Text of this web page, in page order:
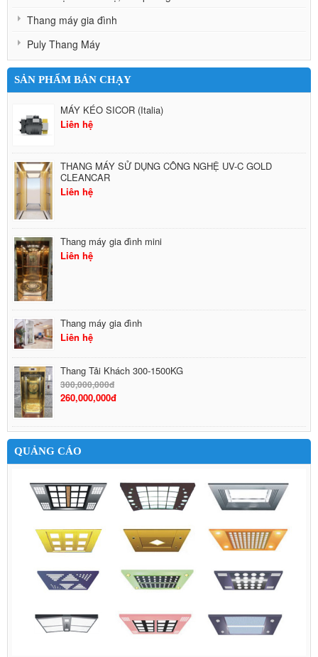
Thang máy gia đình
Puly Thang Máy
SẢN PHẨM BÁN CHẠY
MÁY KÉO SICOR (Italia)
Liên hệ
THANG MÁY SỬ DỤNG CÔNG NGHỆ UV-C GOLD
CLEANCAR
Liên hệ
Thang máy gia đình mini
Liên hệ
Thang máy gia đình
Liên hệ
Thang Tải Khách 300-1500KG
300,000,000đ
260,000,000đ
QUẢNG CÁO